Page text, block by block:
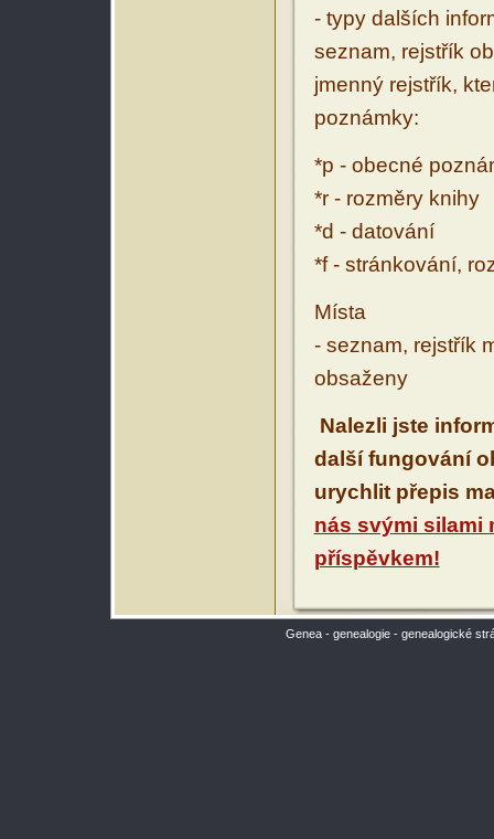
- typy dalších
seznam, rejstřík
jmenný rejstřík,
poznámky:
*p - obecné
*r - rozměry knihy
*d - datování
*f - stránkování,
Místa
- seznam, rejstřík
obsaženy
Nalezli jste
další fungování
urychlit přepis
nás svými silami
příspěvkem!
Genea - genealogie - genealogické